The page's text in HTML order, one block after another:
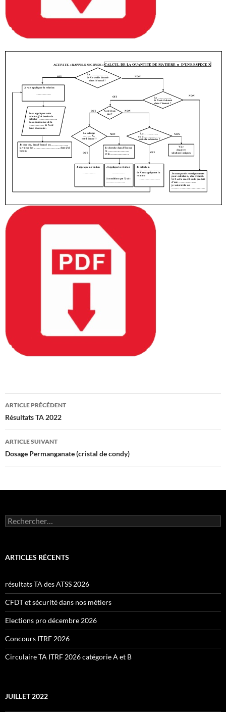
Navigation
des
articles
ARTICLE PRÉCÉDENT
Résultats TA 2022
ARTICLE SUIVANT
Dosage Permanganate (cristal de condy)
Rechercher :
ARTICLES RÉCENTS
résultats TA des ATSS 2026
CFDT et sécurité dans nos métiers
Elections pro décembre 2026
Concours ITRF 2026
Circulaire TA ITRF 2026 catégorie A et B
JUILLET 2022